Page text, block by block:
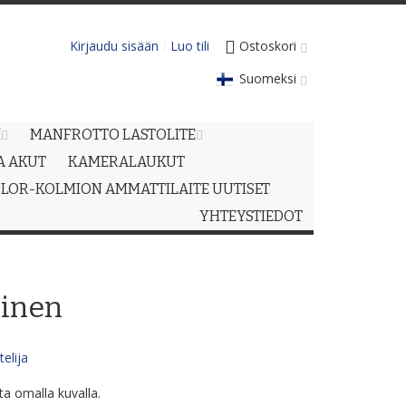
Ostoskori
Kirjaudu sisään
Luo tili
Suomeksi
MANFROTTO LASTOLITE
AKUT
KAMERALAUKUT
KOLMION AMMATTILAITE UUTISET
YHTEYSTIEDOT
omalla kuvalla.